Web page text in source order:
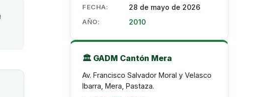
FECHA: 28 de mayo de 2026
AÑO: 2010
🏛️ GADM Cantón Mera
Av. Francisco Salvador Moral y Velasco
Ibarra, Mera, Pastaza.